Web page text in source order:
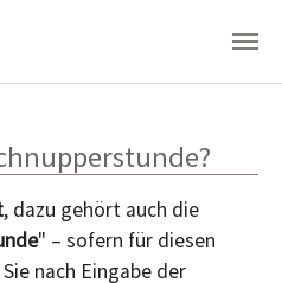
, dazu gehört auch die
" – sofern für diesen
nach Eingabe der